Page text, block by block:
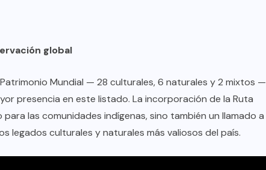
global
Mundial — 28 culturales, 6 naturales y 2 mixtos —
presencia en este listado. La incorporación de la Ruta
las comunidades indígenas, sino también un llamado a
legados culturales y naturales más valiosos del país.